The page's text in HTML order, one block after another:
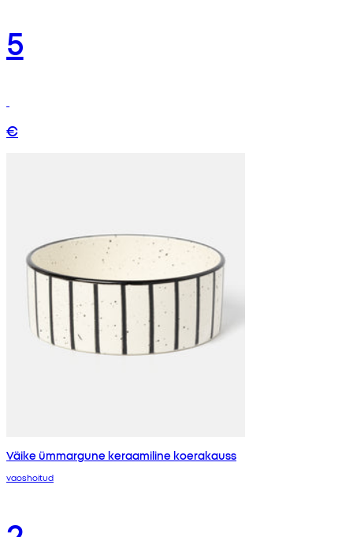
5
€
Väike ümmargune keraamiline koerakauss
vaoshoitud